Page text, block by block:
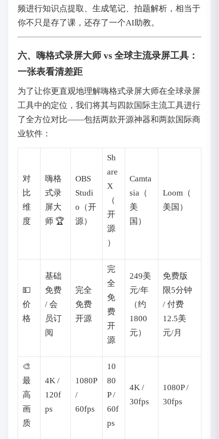
频进行知识点提取、生成笔记、拍题解析，相当于
你不只是存了课，还存了一个AI助教。
六、嗨格式录屏大师 vs 全球主流录屏工具：
一张表看清差距
为了让你更直观地理解嗨格式录屏大师在全球录屏
工具中的定位，我们将其与四款国际主流工具进行
了全方位对比——包括两款开源神器和两款国际商
业软件：
对
比
维
度
嗨格
式录
屏大
师 🏆
OBS
Studi
o（开
源）
Sh
are
X
（
开
源
）
Camta
sia（
美
国）
Loom（
美国）
💵
价
格
基础
免费
/ 会
员订
阅
完全
免费
开源
完
全
免
费
开
源
249美
元/年
（约
1800
元）
免费版
限5分钟
/ 付费
12.5美
元/月
🎨
最
高
画
质
4K /
120f
ps
1080P
/
60fps
10
80
P /
60f
ps
4K /
30fps
1080P /
30fps